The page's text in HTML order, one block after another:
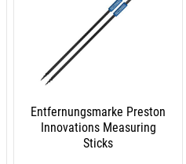
Entfernungsmarke Preston
Innovations Measuring
Sticks